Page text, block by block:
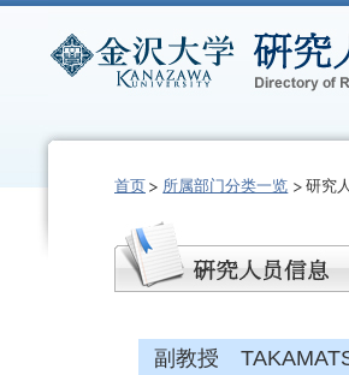
首页 所属部门分类一览 研究
副教授